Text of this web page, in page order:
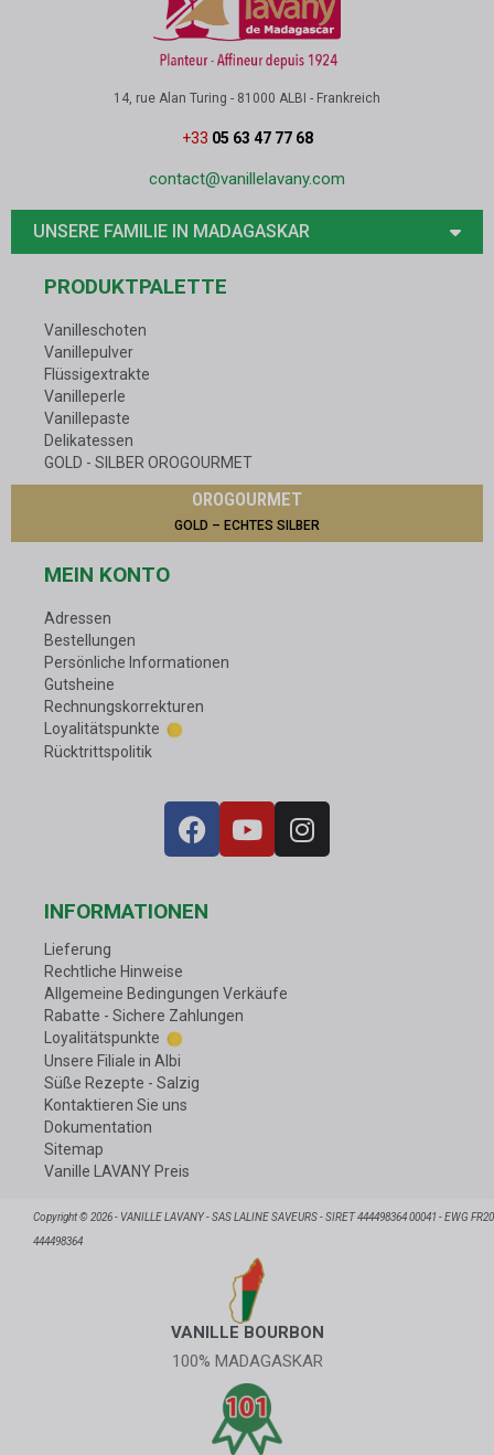
14, rue Alan Turing - 81000 ALBI - Frankreich
+33 05 63 47 77 68
contact@vanillelavany.com
UNSERE FAMILIE IN MADAGASKAR
PRODUKTPALETTE
Vanilleschoten
Vanillepulver
Flüssigextrakte
Vanilleperle
Vanillepaste
Delikatessen
GOLD - SILBER OROGOURMET
OROGOURMET
GOLD – ECHTES SILBER
MEIN KONTO
Adressen
Bestellungen
Persönliche Informationen
Gutsheine
Rechnungskorrekturen
Loyalitätspunkte
Rücktrittspolitik
INFORMATIONEN
Lieferung
Rechtliche Hinweise
Allgemeine Bedingungen Verkäufe
Rabatte - Sichere Zahlungen
Loyalitätspunkte
Unsere Filiale in Albi
Süße Rezepte - Salzig
Kontaktieren Sie uns
Dokumentation
Sitemap
Vanille LAVANY Preis
Copyright © 2026 - VANILLE LAVANY - SAS LALINE SAVEURS - SIRET 444498364 00041 - EWG FR20
444498364
VANILLE BOURBON
100% MADAGASKAR